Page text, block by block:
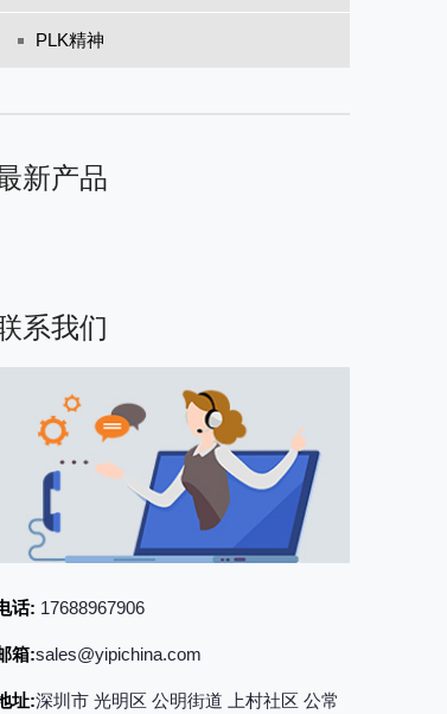
PLK精神
新产品
系我们
话: 17688967906
箱:sales@yipichina.com
址:深圳市 光明区 公明街道 上村社区 公常